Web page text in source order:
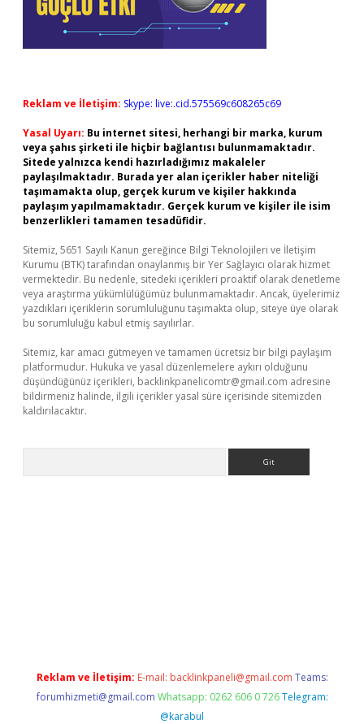
Reklam ve İletişim: Skype: live:.cid.575569c608265c69
Yasal Uyarı: Bu internet sitesi, herhangi bir marka, kurum
veya şahıs şirketi ile hiçbir bağlantısı bulunmamaktadır.
Sitede yalnızca kendi hazırladığımız makaleler
paylaşılmaktadır. Burada yer alan içerikler haber niteliği
taşımamakta olup, gerçek kurum ve kişiler hakkında
paylaşım yapılmamaktadır. Gerçek kurum ve kişiler ile isim
benzerlikleri tamamen tesadüfidir.
Sitemiz, 5651 Sayılı Kanun gereğince Bilgi Teknolojileri ve İletişim
Kurumu (BTK) tarafından onaylanmış bir Yer Sağlayıcı olarak hizmet
vermektedir. Bu nedenle, sitedeki içerikleri proaktif olarak denetleme
veya araştırma yükümlülüğümüz bulunmamaktadır. Ancak, üyelerimiz
yazdıkları içeriklerin sorumluluğunu taşımakta olup, siteye üye olarak
bu sorumluluğu kabul etmiş sayılırlar.
Sitemiz, kar amacı gütmeyen ve tamamen ücretsiz bir bilgi paylaşım
platformudur. Hukuka ve yasal düzenlemelere aykırı olduğunu
düşündüğünüz içerikleri, backlinkpanelicomtr@gmail.com adresine
bildirmeniz halinde, ilgili içerikler yasal süre içerisinde sitemizden
kaldırılacaktır.
Reklam ve İletişim: E-mail: backlinkpaneli@gmail.com Teams:
forumhizmeti@gmail.com Whatsapp: 0262 606 0 726 Telegram:
@karabul